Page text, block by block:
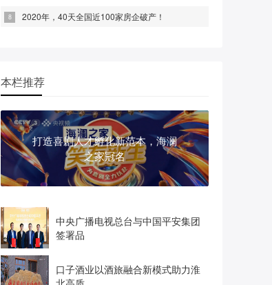
2020年，40天全国近100家房企破产！
本栏推荐
打造喜剧人才孵化新范本，海澜
之家冠名
中央广播电视总台与中国平安集团
签署品
口子酒业以酒旅融合新模式助力淮